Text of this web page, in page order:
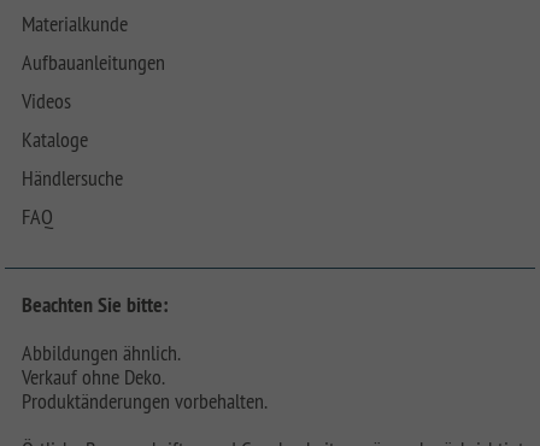
Materialkunde
Aufbauanleitungen
Videos
Kataloge
Händlersuche
FAQ
Beachten Sie bitte:
Abbildungen ähnlich.
Verkauf ohne Deko.
Produktänderungen vorbehalten.